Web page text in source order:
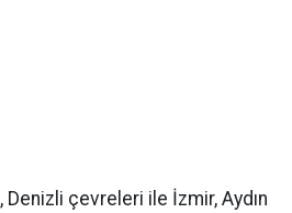
çevreleri ile İzmir, Aydın